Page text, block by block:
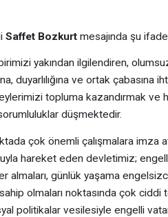
Saffet Bozkurtmesajında şu
yakından ilgilendiren,
duyarlılığına ve ortak çabasına
topluma kazandırmak ve
düşmektedir.
çok önemli çalışmalara imza
hareket eden devletimiz; engelli
almaları, günlük yaşama
olmaları noktasında çok
politikalar vesilesiyle engelli